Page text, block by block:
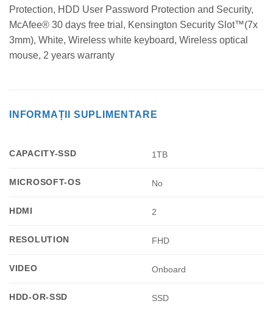
Protection, HDD User Password Protection and Security,
McAfee® 30 days free trial, Kensington Security Slot™(7x
3mm), White, Wireless white keyboard, Wireless optical
mouse, 2 years warranty
INFORMAȚII SUPLIMENTARE
CAPACITY-SSD 1TB
MICROSOFT-OS No
HDMI 2
RESOLUTION FHD
VIDEO Onboard
HDD-OR-SSD SSD